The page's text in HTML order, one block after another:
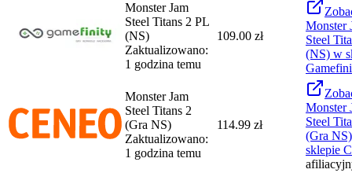
Monster Jam
Steel Titans 2 PL
(NS)
Zaktualizowano:
1 godzina temu
109.00 zł
Monster
Steel
(NS) w
Monster Jam
Steel Titans 2
(Gra NS)
Zaktualizowano:
1 godzina temu
114.99 zł
Monster
Steel
(Gra NS)
sklepie